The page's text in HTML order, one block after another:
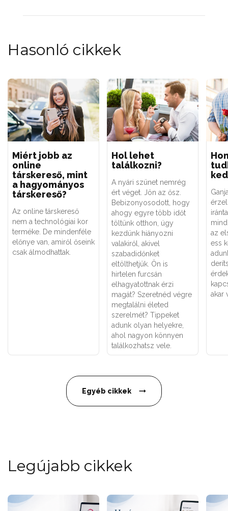
Hasonló cikkek
Miért jobb az
online
társkereső, mint
a hagyományos
társkereső?
Az online társkereső
nem a technológiai kor
terméke. De mindenféle
előnye van, amiről őseink
csak álmodhattak.
Hol lehet
találkozni?
A nyári szünet nemrég
ért véget. Jön az ősz.
Bebizonyosodott, hogy
ahogy egyre több időt
töltünk otthon, úgy
kezdünk hiányozni
valakiről, akivel
szabadidőnket
eltölthetjük. Ön is
hirtelen furcsán
elhagyatottnak érzi
magát? Szeretnéd végre
megtalálni életed
szerelmét? Tippeket
adunk olyan helyekre,
ahol nagyon könnyen
találkozhatsz vele.
az
ess
akar
Egyéb cikkek
Legújabb cikkek